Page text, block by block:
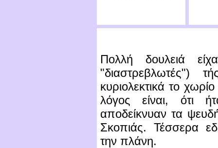
Πολλή δουλειά
"διαστρεβλωτές")
κυριολεκτικά το
λόγος είναι, ότι
αποδείκνυαν τα
Σκοπιάς. Τέσσερα
την πλάνη.